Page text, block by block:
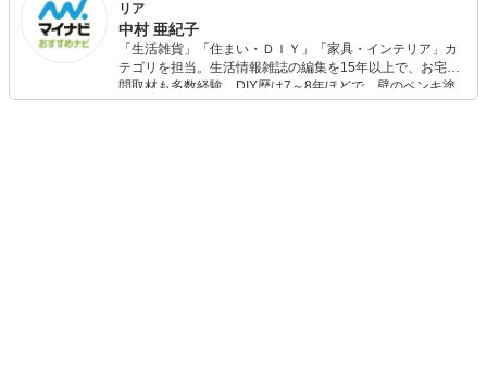
リア
中村 亜紀子
「生活雑貨」「住まい・ＤＩＹ」「家具・インテリア」カ
テゴリを担当。生活情報雑誌の編集を15年以上で、お宅訪
問取材も多数経験。DIY歴は7～8年ほどで、壁のペンキ塗
りや壁紙チェンジなどもチャレンジ済み。初心者でもモノ